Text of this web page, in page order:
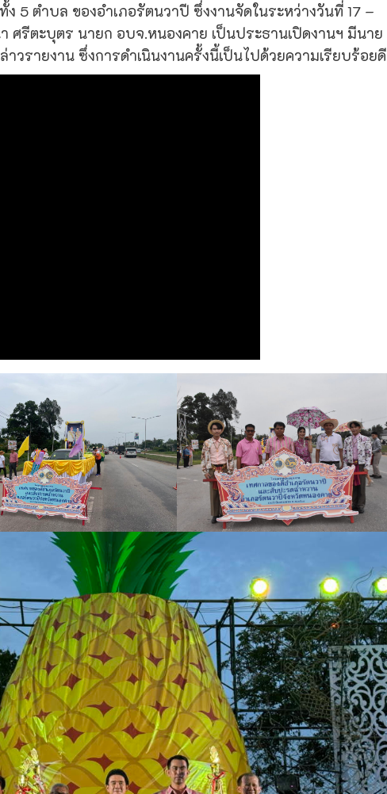
5 ตำบล ของอำเภอรัตนวาปี ซึ่งงานจัดในระหว่างวันที่ 17 –
ศรีตะบุตร นายก อบจ.หนองคาย เป็นประธานเปิดงานฯ มีนาย
วรายงาน ซึ่งการดำเนินงานครั้งนี้เป็นไปด้วยความเรียบร้อยดี